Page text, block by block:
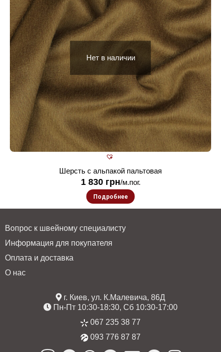
Нет в наличии
Шерсть с альпакой пальтовая
1 830 грн/м.пог.
Подробнее
Вопрос к швейному специалисту
Информация для покупателя
Оплата и доставка
О нас
г. Киев, ул. К.Малевича, 86Д
Пн-Пт 10:30-18:30, Сб 10:30-17:00
067 235 38 77
093 776 87 87